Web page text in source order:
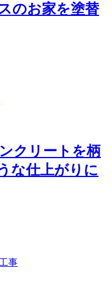
のお家を塗替
クリートを柄
な仕上がりに